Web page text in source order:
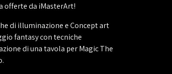
offerte da iMasterArt!
di illuminazione e Concept art
fantasy con tecniche
di una tavola per Magic The